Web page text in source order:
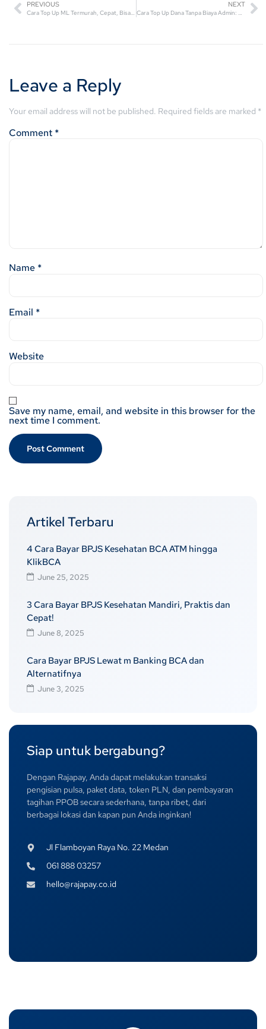
PREVIOUS
Cara Top Up ML Termurah, Cepat, Bisa Pakai Pulsa!
NEXT
Cara Top Up Dana Tanpa Biaya Admin: Praktis & Hemat!
Leave a Reply
Your email address will not be published. Required fields are marked *
Comment *
Name *
Email *
Website
Save my name, email, and website in this browser for the
next time I comment.
Artikel Terbaru
4 Cara Bayar BPJS Kesehatan BCA ATM hingga
KlikBCA
June 25, 2025
3 Cara Bayar BPJS Kesehatan Mandiri, Praktis dan
Cepat!
June 8, 2025
Cara Bayar BPJS Lewat m Banking BCA dan
Alternatifnya
June 3, 2025
Siap untuk bergabung?
Dengan Rajapay, Anda dapat melakukan transaksi
pengisian pulsa, paket data, token PLN, dan pembayaran
tagihan PPOB secara sederhana, tanpa ribet, dari
berbagai lokasi dan kapan pun Anda inginkan!
Jl Flamboyan Raya No. 22 Medan
061 888 03257
hello@rajapay.co.id